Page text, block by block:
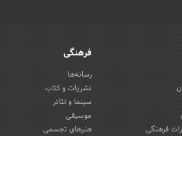
فرهنگی
فرهنگی
رسانه‌ها
نشریات و کتاب
سینما و تئاتر
موسیقی
هنرهای تجسمی